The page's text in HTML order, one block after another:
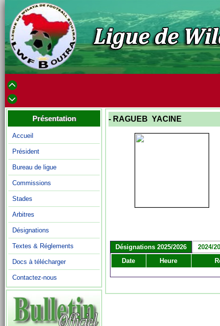
Présentation
Accueil
Président
Bureau de ligue
Commissions
Stades
Arbitres
Désignations
Textes & Réglements
Docs à télécharger
Contactez-nous
- RAGUEB YACINE
Désignations 2025/2026
2024/
Date
Heure